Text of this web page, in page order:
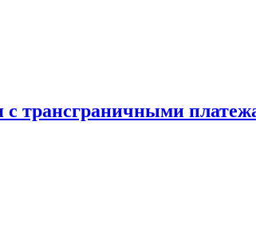
трансграничными